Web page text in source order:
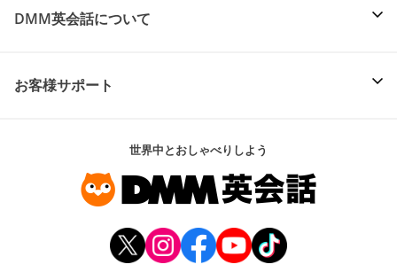
DMM英会話について
お客様サポート
世界中とおしゃべりしよう